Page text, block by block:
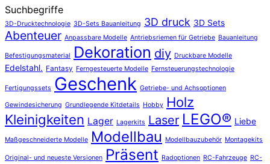
Suchbegriffe
3D-Drucktechnologie 3D-Sets Bauanleitung 3D druck 3D Sets
Abenteuer Anpassbare Modelle Antriebsriemen für Getriebe Bauanleitung
Befestigungsmaterial Dekoration diy Druckbare Modelle
Edelstahl. Fantasy Ferngesteuerte Modelle Fernsteuerungstechnologie
Fertigungssets Geschenk Getriebe- und Achsoptionen
Gewindesicherung Grundlegende Kitdetails Hobby Holz
Kleinigkeiten Lager Lagerkits Laser LEGO® Liebe
Maßgeschneiderte Modelle Modellbau Modellbauzubehör Montagekits
Original- und neueste Versionen Präsent Radoptionen RC-Fahrzeuge RC-